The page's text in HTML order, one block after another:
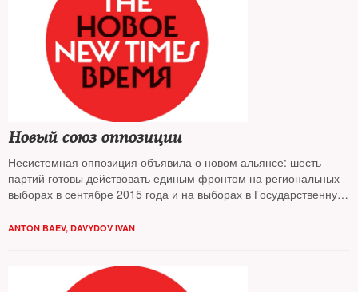
Новый союз оппозиции
Несистемная оппозиция объявила о новом альянсе: шесть
партий готовы действовать единым фронтом на региональных
выборах в сентябре 2015 года и на выборах в Государственную
смысл участвовать в выборах и что предлагает элитам
ANTON BAEV, DAVYDOV IVAN